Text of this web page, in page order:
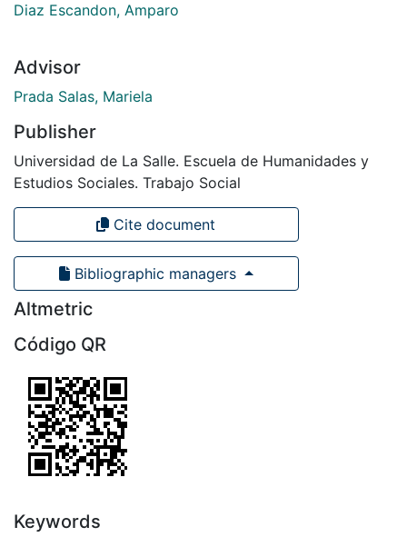
Diaz Escandon, Amparo
Advisor
Prada Salas, Mariela
Publisher
Universidad de La Salle. Escuela de Humanidades y
Estudios Sociales. Trabajo Social
Cite document
Bibliographic managers
Altmetric
Código QR
Keywords